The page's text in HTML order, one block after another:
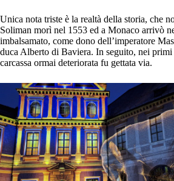
Unica nota triste è la realtà della storia, che
Soliman morì nel 1553 ed a Monaco arrivò
imbalsamato, come dono dell’imperatore
duca Alberto di Baviera. In seguito, nei primi
carcassa ormai deteriorata fu gettata via.